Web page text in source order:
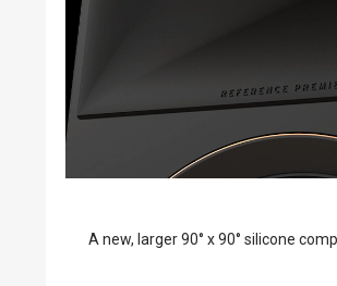
A new, larger 90° x 90° silicone